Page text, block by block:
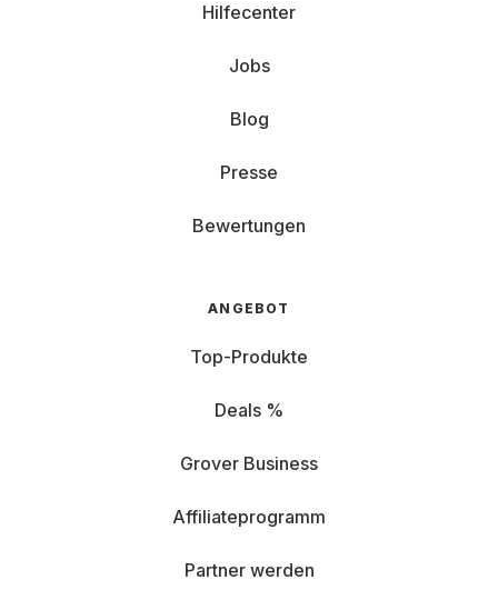
Hilfecenter
Jobs
Blog
Presse
Bewertungen
ANGEBOT
Top-Produkte
Deals %
Grover Business
Affiliateprogramm
Partner werden